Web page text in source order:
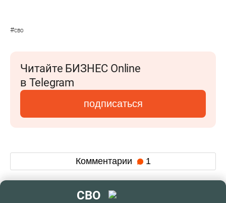
#сво
Читайте БИЗНЕС Online
в Telegram
подписаться
Комментарии 1
СВО